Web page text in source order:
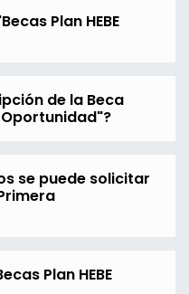
Plan HEBE
de la Beca
Oportunidad"?
se puede solicitar
Plan HEBE